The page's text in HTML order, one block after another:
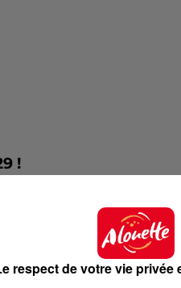
!
la chronique dédiée aux
respect de votre vie privée